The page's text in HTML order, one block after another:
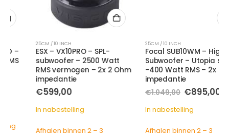
25CM / 10 INCH
ESX – VX10PRO – SPL-
subwoofer – 2500 Watt
RMS vermogen – 2x 2 Ohm
impedantie
599,00
In nabestelling
Afhalen binnen 2 – 3
25CM / 10 INCH
Focal SUB10WM – High End
Subwoofer – Utopia serie
-400 Watt RMS – 2x 4 Ohm
impedantie
1.049,00 Oorspronkelijke
prijs
was:
€1.049,00.
€895,00Huidige
prijs
In nabestelling
Afhalen binnen 2 – 3